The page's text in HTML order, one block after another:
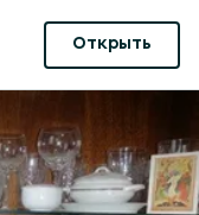
Открыть